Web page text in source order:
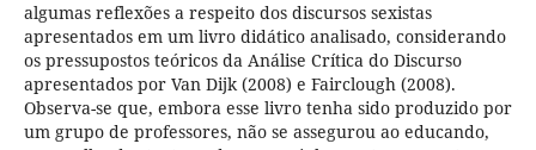
algumas reflexões a respeito dos discursos sexistas
apresentados em um livro didático analisado, considerando
os pressupostos teóricos da Análise Crítica do Discurso
apresentados por Van Dijk (2008) e Fairclough (2008).
Observa-se que, embora esse livro tenha sido produzido por
um grupo de professores, não se assegurou ao educando,